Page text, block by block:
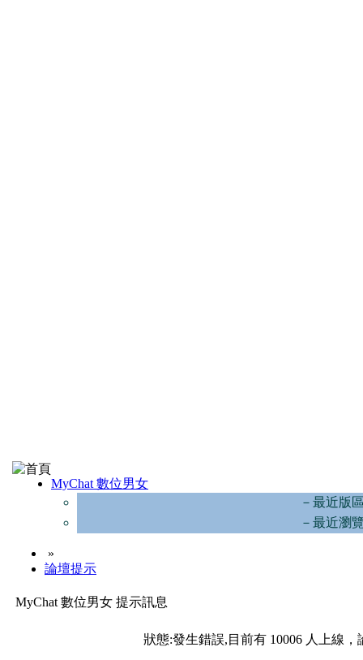
MyChat 數位男女
－最近版
－最近瀏
»
論壇提示
MyChat 數位男女 提示訊息
狀態:發生錯誤,目前有 10006 人上線